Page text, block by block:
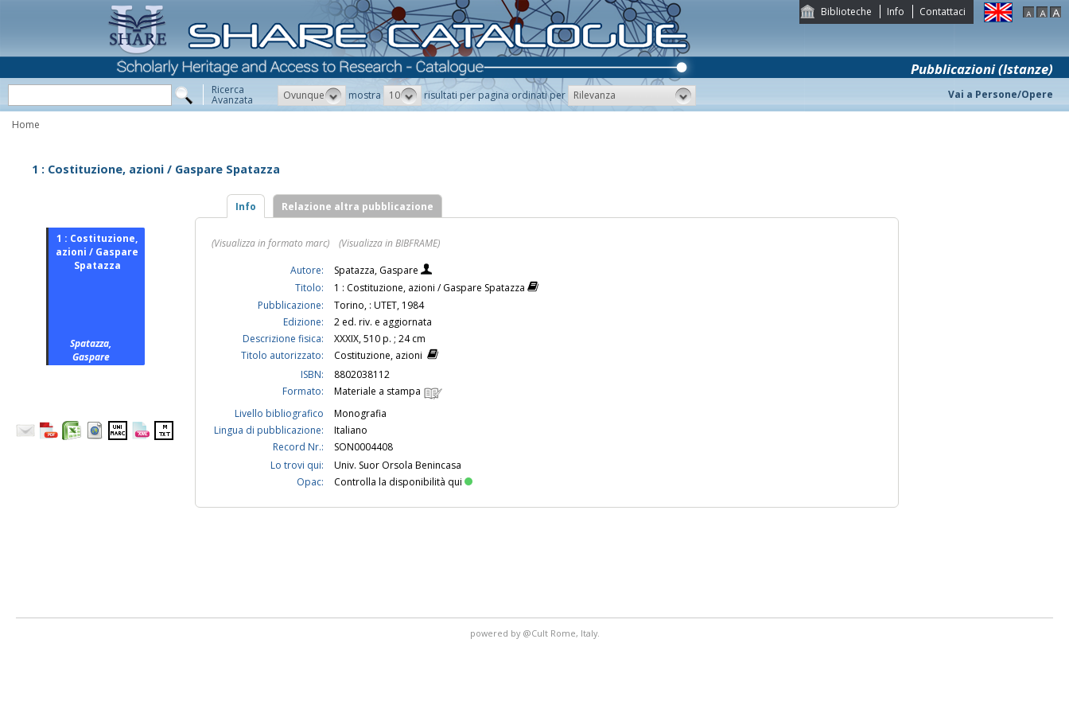
Biblioteche Info Contattaci
Pubblicazioni (Istanze)
Ricerca
Avanzata Ovunque mostra 10 risultati per pagina ordinati per Rilevanza Vai a Persone/Opere
Home
1 : Costituzione, azioni / Gaspare Spatazza
1 : Costituzione,
azioni / Gaspare
Spatazza
Spatazza,
Gaspare
Info Relazione altra pubblicazione
(Visualizza in formato marc)
(Visualizza in BIBFRAME)
Autore:
Spatazza, Gaspare
Titolo:
1 : Costituzione, azioni / Gaspare Spatazza
Pubblicazione:
Torino, : UTET, 1984
Edizione:
2 ed. riv. e aggiornata
Descrizione fisica:
XXXIX, 510 p. ; 24 cm
Titolo autorizzato:
Costituzione, azioni
ISBN:
8802038112
Formato:
Materiale a stampa
Livello bibliografico
Monografia
Lingua di pubblicazione:
Italiano
Record Nr.:
SON0004408
Lo trovi qui:
Univ. Suor Orsola Benincasa
Opac:
Controlla la disponibilità qui
powered by @Cult Rome, Italy.